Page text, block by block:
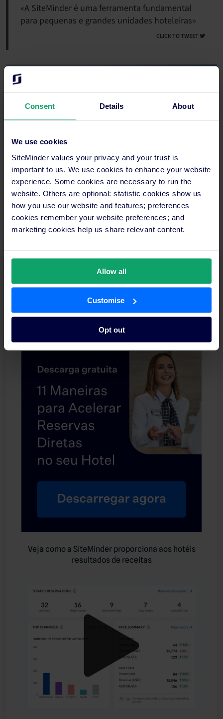
Consent Details About
We use cookies
SiteMinder values your privacy and your trust is
important to us. We use cookies to enhance your website
experience. Some cookies are necessary to run the
website. Others are optional: statistic cookies show us
how you use our website and features; preferences
cookies remember your website preferences; and
marketing cookies help us share relevant content.
Allow all
Customise
Opt out
«A SiteMinder é uma ferramenta fundamental
para pequenas e grandes unidades hoteleiras»
CLICK TO TWEET
Inscreva-se na Newsletter da Indústria SiteMinder.
Receba as últimas tendências e conselhos
Veja como a SiteMinder proporciona aos hotéis
resultados de receitas